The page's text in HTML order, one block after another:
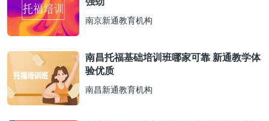
南京新通教育机构
南昌托福基础培训班哪家可靠 新通教学体
验优质
南昌新通教育机构